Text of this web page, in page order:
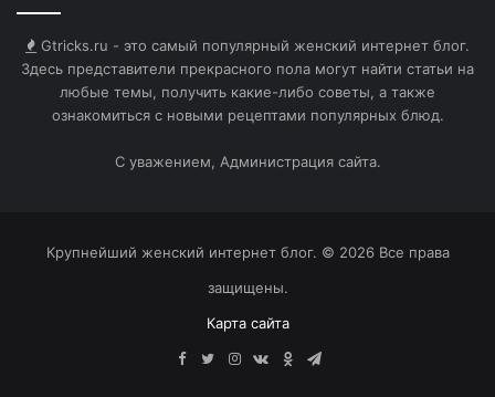
HTML-код для вставки на сайт и блог:
BB-код для вставки на форум:
Солнечного настроения на весь день.
HTML-код для вставки на сайт и блог:
Gtricks.ru - это самый популярный женский интернет блог.
Здесь представители прекрасного пола могут найти статьи на
любые темы, получить какие-либо советы, а также
ознакомиться с новыми рецептами популярных блюд.
С уважением, Администрация сайта.
Крупнейший женский интернет блог. © 2026 Все права
защищены.
Карта сайта
Facebook
TwitterInstagram
vk.comОдноклассники
Telegram